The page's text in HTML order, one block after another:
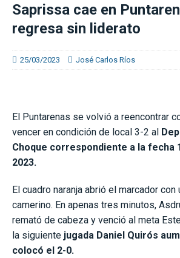
Saprissa cae en
regresa sin liderato
25/03/2023 José Carlos Ríos
El Puntarenas se volvió a reencontrar
vencer en condición de local 3-2 al
Choque correspondiente a la fecha
2023.
El cuadro naranja abrió el marcador con
camerino. En apenas tres minutos,
remató de cabeza y venció al meta
la siguiente jugada Daniel Quirós
colocó el 2-0.